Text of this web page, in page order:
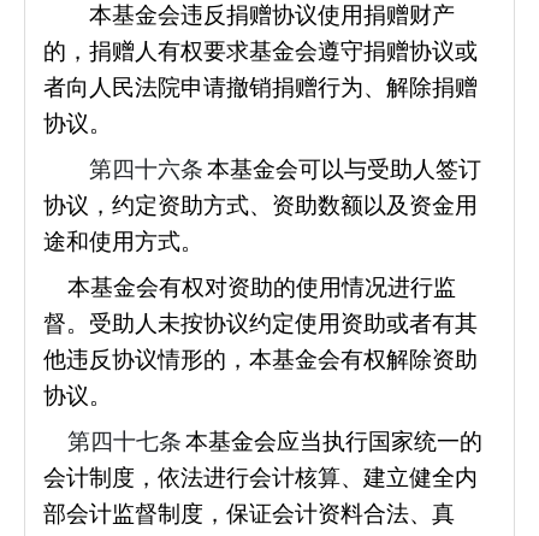
本基金会违反捐赠协议使用捐赠财产
的，捐赠人有权要求基金会遵守捐赠协议或
者向人民法院申请撤销捐赠行为、解除捐赠
协议。
第四十六条本基金会可以与受助人签订
协议，约定资助方式、资助数额以及资金用
途和使用方式。
本基金会有权对资助的使用情况进行监
督。受助人未按协议约定使用资助或者有其
他违反协议情形的，本基金会有权解除资助
协议。
第四十七条本基金会应当执行国家统一的
会计制度，依法进行会计核算、建立健全内
部会计监督制度，保证会计资料合法、真